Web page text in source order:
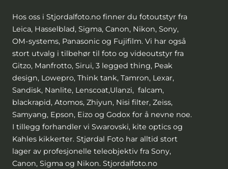
Hos oss i Stjordalfoto.no finner du fotoutstyr fra
Leica, Hasselblad, Sigma, Canon, Nikon, Sony,
OM-systems, Panasonic og Fujifilm. Vi har også
stort utvalg i tilbehør til foto og videoutstyr fra
Gitzo, Manfrotto, Sirui, 3 legged thing, Peak
design, Lowepro, Think tank, Tamron, Lexar,
Sandisk, Nanlite, Lenscoat,Ulanzi, falcam,
blackrapid, Atomos, Zhiyun, Nisi filter, Zeiss,
Samyang, Epson, Eizo og Godox for å nevne noe.
I tillegg forhandler vi Swarovski, kite optics og
Kahles kikkerter. Stjørdal Foto har alltid stort
lager av profesjonelle teleobjektiv fra Sony,
Canon, Sigma og Nikon. Stjordalfoto.no